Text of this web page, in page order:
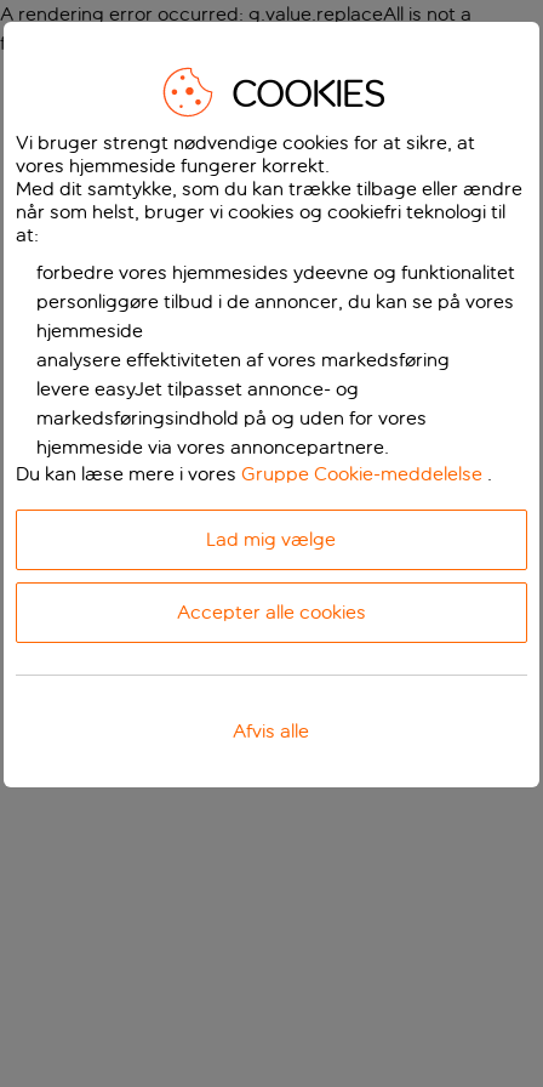
A rendering error occurred: g.value.replaceAll is not a
function
COOKIES
Vi bruger strengt nødvendige cookies for at sikre, at
vores hjemmeside fungerer korrekt.
Med dit samtykke, som du kan trække tilbage eller ændre
når som helst, bruger vi cookies og cookiefri teknologi til
at:
forbedre vores hjemmesides ydeevne og funktionalitet
personliggøre tilbud i de annoncer, du kan se på vores
hjemmeside
analysere effektiviteten af vores markedsføring
levere easyJet tilpasset annonce- og
markedsføringsindhold på og uden for vores
hjemmeside via vores annoncepartnere.
Du kan læse mere i voresGruppe Cookie-meddelelse .
Lad mig vælge
Accepter alle cookies
Afvis alle